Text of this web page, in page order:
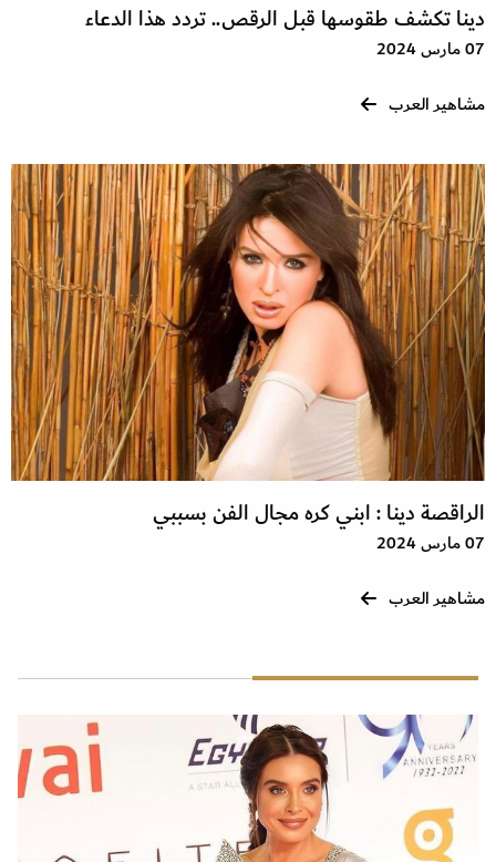
دينا تكشف طقوسها قبل الرقص.. تردد هذا الدعاء
07 مارس 2024
مشاهير العرب
الراقصة دينا : ابني كره مجال الفن بسببي
07 مارس 2024
مشاهير العرب